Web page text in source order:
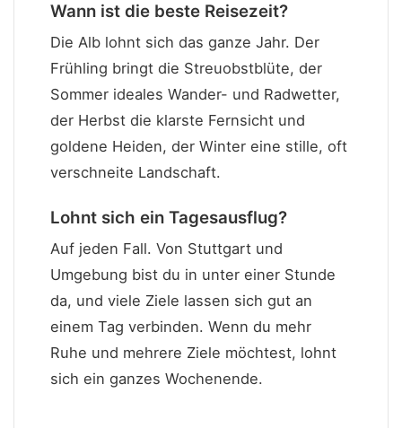
Wann ist die beste Reisezeit?
Die Alb lohnt sich das ganze Jahr. Der
Frühling bringt die Streuobstblüte, der
Sommer ideales Wander- und Radwetter,
der Herbst die klarste Fernsicht und
goldene Heiden, der Winter eine stille, oft
verschneite Landschaft.
Lohnt sich ein Tagesausflug?
Auf jeden Fall. Von Stuttgart und
Umgebung bist du in unter einer Stunde
da, und viele Ziele lassen sich gut an
einem Tag verbinden. Wenn du mehr
Ruhe und mehrere Ziele möchtest, lohnt
sich ein ganzes Wochenende.